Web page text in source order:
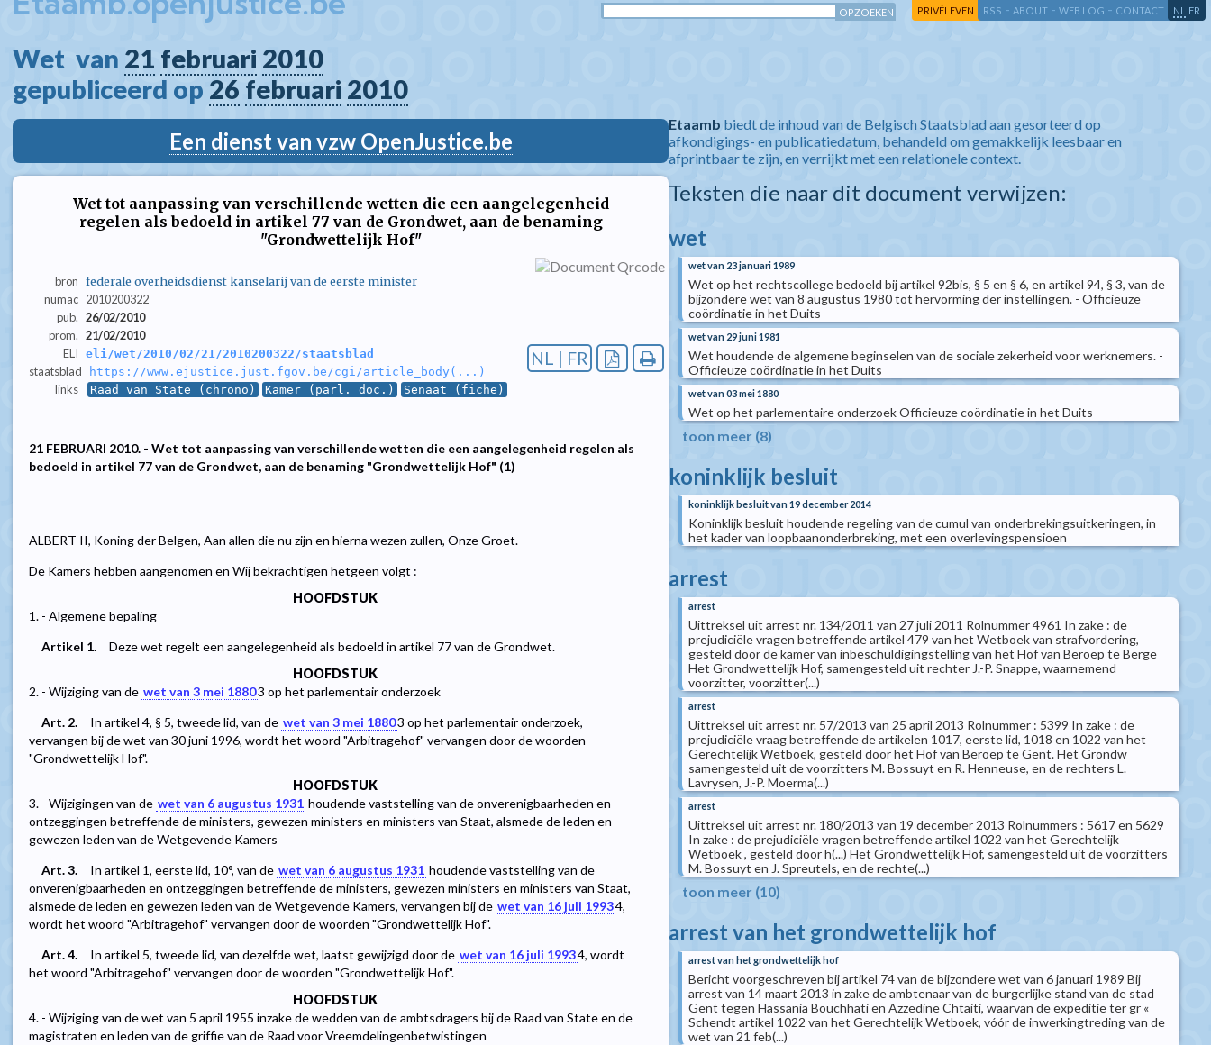
PRIVÉLEVEN RSS - ABOUT - WEB LOG - CONTACT NL FR
Wet  van 21 februari 2010
gepubliceerd op 26 februari 2010
Een dienst van vzw OpenJustice.be
Wet tot aanpassing van verschillende wetten die een aangelegenheid
regelen als bedoeld in artikel 77 van de Grondwet, aan de benaming
"Grondwettelijk Hof"
bron federale overheidsdienst kanselarij van de eerste minister
numac 2010200322
pub. 26/02/2010
prom. 21/02/2010
ELI eli/wet/2010/02/21/2010200322/staatsblad
staatsblad https://www.ejustice.just.fgov.be/cgi/article_body(...)
links Raad van State (chrono) Kamer (parl. doc.) Senaat (fiche)
NL | FR
21 FEBRUARI 2010. - Wet tot aanpassing van verschillende wetten die een aangelegenheid regelen als
bedoeld in artikel 77 van de Grondwet, aan de benaming "Grondwettelijk Hof" (1)
ALBERT II, Koning der Belgen, Aan allen die nu zijn en hierna wezen zullen, Onze Groet.
De Kamers hebben aangenomen en Wij bekrachtigen hetgeen volgt :
HOOFDSTUK
1. - Algemene bepaling
Artikel 1.
Deze wet regelt een aangelegenheid als bedoeld in artikel 77 van de Grondwet.
HOOFDSTUK
2. - Wijziging van de wet van 3 mei 18803 op het parlementair onderzoek
Art. 2.
In artikel 4, § 5, tweede lid, van de wet van 3 mei 18803 op het parlementair onderzoek,
vervangen bij de wet van 30 juni 1996, wordt het woord "Arbitragehof" vervangen door de woorden
"Grondwettelijk Hof".
HOOFDSTUK
3. - Wijzigingen van de wet van 6 augustus 1931 houdende vaststelling van de onverenigbaarheden en
ontzeggingen betreffende de ministers, gewezen ministers en ministers van Staat, alsmede de leden en
gewezen leden van de Wetgevende Kamers
Art. 3.
In artikel 1, eerste lid, 10°, van de wet van 6 augustus 1931 houdende vaststelling van de
onverenigbaarheden en ontzeggingen betreffende de ministers, gewezen ministers en ministers van Staat,
alsmede de leden en gewezen leden van de Wetgevende Kamers, vervangen bij de wet van 16 juli 19934,
wordt het woord "Arbitragehof" vervangen door de woorden "Grondwettelijk Hof".
Art. 4.
In artikel 5, tweede lid, van dezelfde wet, laatst gewijzigd door de wet van 16 juli 19934, wordt
het woord "Arbitragehof" vervangen door de woorden "Grondwettelijk Hof".
HOOFDSTUK
4. - Wijziging van de wet van 5 april 1955 inzake de wedden van de ambtsdragers bij de Raad van State en de
magistraten en leden van de griffie van de Raad voor Vreemdelingenbetwistingen
Etaamb biedt de inhoud van de Belgisch Staatsblad aan gesorteerd op
afkondigings- en publicatiedatum, behandeld om gemakkelijk leesbaar en
afprintbaar te zijn, en verrijkt met een relationele context.
Teksten die naar dit document verwijzen:
wet
wet van 23 januari 1989
Wet op het rechtscollege bedoeld bij artikel 92bis, § 5 en § 6, en artikel 94, § 3, van de
bijzondere wet van 8 augustus 1980 tot hervorming der instellingen. - Officieuze
coördinatie in het Duits
wet van 29 juni 1981
Wet houdende de algemene beginselen van de sociale zekerheid voor werknemers. -
Officieuze coördinatie in het Duits
wet van 03 mei 1880
Wet op het parlementaire onderzoek Officieuze coördinatie in het Duits
toon meer (8)
koninklijk besluit
koninklijk besluit van 19 december 2014
Koninklijk besluit houdende regeling van de cumul van onderbrekingsuitkeringen, in
het kader van loopbaanonderbreking, met een overlevingspensioen
arrest
arrest
Uittreksel uit arrest nr. 134/2011 van 27 juli 2011 Rolnummer 4961 In zake : de
prejudiciële vragen betreffende artikel 479 van het Wetboek van strafvordering,
gesteld door de kamer van inbeschuldigingstelling van het Hof van Beroep te Berge
Het Grondwettelijk Hof, samengesteld uit rechter J.-P. Snappe, waarnemend
voorzitter, voorzitter(...)
arrest
Uittreksel uit arrest nr. 57/2013 van 25 april 2013 Rolnummer : 5399 In zake : de
prejudiciële vraag betreffende de artikelen 1017, eerste lid, 1018 en 1022 van het
Gerechtelijk Wetboek, gesteld door het Hof van Beroep te Gent. Het Grondw
samengesteld uit de voorzitters M. Bossuyt en R. Henneuse, en de rechters L.
Lavrysen, J.-P. Moerma(...)
arrest
Uittreksel uit arrest nr. 180/2013 van 19 december 2013 Rolnummers : 5617 en 5629
In zake : de prejudiciële vragen betreffende artikel 1022 van het Gerechtelijk
Wetboek , gesteld door h(...) Het Grondwettelijk Hof, samengesteld uit de voorzitters
M. Bossuyt en J. Spreutels, en de rechte(...)
toon meer (10)
arrest van het grondwettelijk hof
arrest van het grondwettelijk hof
Bericht voorgeschreven bij artikel 74 van de bijzondere wet van 6 januari 1989 Bij
arrest van 14 maart 2013 in zake de ambtenaar van de burgerlijke stand van de stad
Gent tegen Hassania Bouchhati en Azzedine Chtaiti, waarvan de expeditie ter gr «
Schendt artikel 1022 van het Gerechtelijk Wetboek, vóór de inwerkingtreding van de
wet van 21 feb(...)